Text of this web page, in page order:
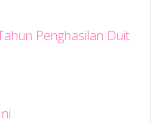
Penghasilan Duit